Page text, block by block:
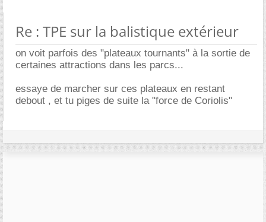
Re : TPE sur la balistique extérieur
on voit parfois des "plateaux tournants" à la sortie de
certaines attractions dans les parcs...
essaye de marcher sur ces plateaux en restant
debout , et tu piges de suite la "force de Coriolis"